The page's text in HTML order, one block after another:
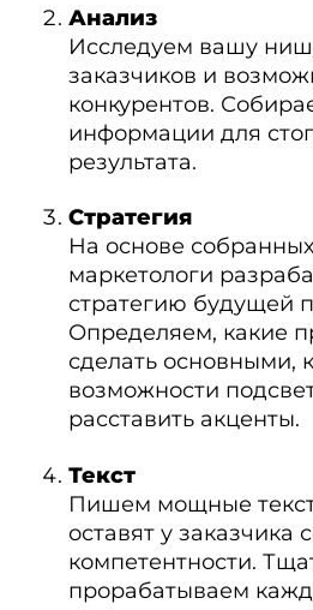
Анализ
Исследуем вашу
заказчиков и
конкурентов.
информации для
результата.
Стратегия
На основе
маркетологи
стратегию будущей
Определяем, какие
сделать основными,
возможности
расставить акценты.
Текст
Пишем мощные
оставят у
компетентности.
прорабатываем